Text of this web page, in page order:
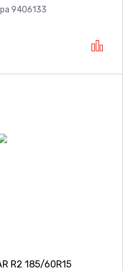
9406133
R2 185/60R15